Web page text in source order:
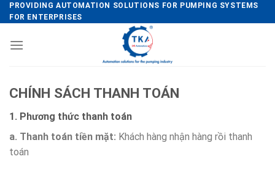
Skip
to
PROVIDING AUTOMATION SOLUTIONS FOR PUMPING SYSTEMS
FOR ENTERPRISES
CHÍNH SÁCH THANH TOÁN
1. Phương thức thanh toán
a. Thanh toán tiền mặt: Khách hàng nhận hàng rồi thanh
toán